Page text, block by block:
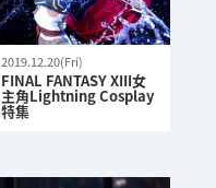
2019.12.20(Fri)
FINAL FANTASY XIII女
主角Lightning Cosplay
特集